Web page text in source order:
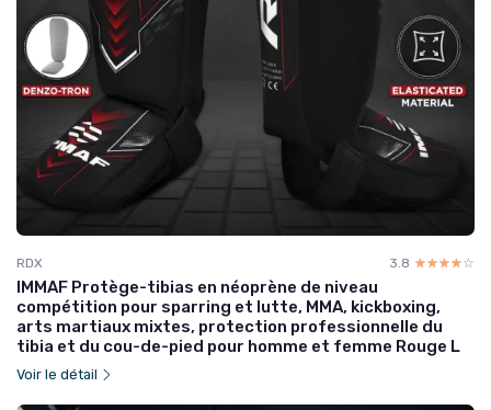
RDX 3.8 ☆☆☆☆☆
★★★★★
IMMAF Protège-tibias en néoprène de niveau
compétition pour sparring et lutte, MMA, kickboxing,
arts martiaux mixtes, protection professionnelle du
tibia et du cou-de-pied pour homme et femme Rouge L
Voir le détail